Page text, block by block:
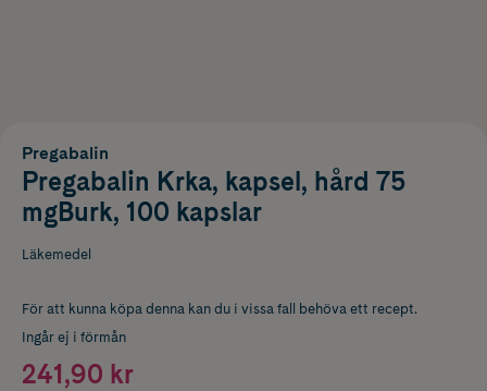
Pregabalin
Pregabalin Krka, kapsel, hård 75
mgBurk, 100 kapslar
Läkemedel
För att kunna köpa denna kan du i vissa fall behöva ett recept.
Ingår ej i förmån
241,90 kr